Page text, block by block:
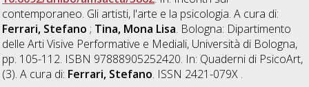
contemporaneo. Gli artisti, l'arte e la psicologia. A cura di:
Ferrari, Stefano ; Tina, Mona Lisa. Bologna: Dipartimento
delle Arti Visive Performative e Mediali, Università di Bologna,
pp. 105-112. ISBN 97888905252420. In: Quaderni di PsicoArt,
(3). A cura di: Ferrari, Stefano. ISSN 2421-079X .